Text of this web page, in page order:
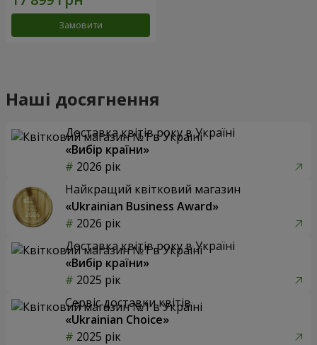
Замовити
Наші досягнення
Доставка квітів року в Україні
«Вибір країни»
2026 рік
Найкращий квітковий магазин
«Ukrainian Business Award»
2026 рік
Доставка квітів року в Україні
«Вибір країни»
2025 рік
Сервіс доставки квітів
«Ukrainian Choice»
2025 рік